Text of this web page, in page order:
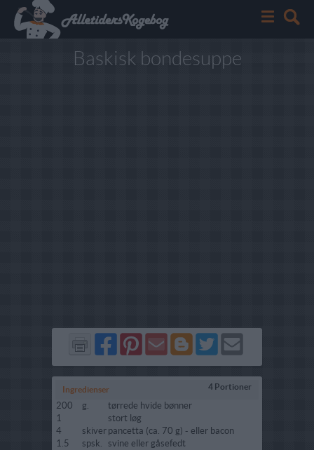
Baskisk bondesuppe
Del
på
Facebook
Del
på
Pinterest
Send
via
GMail
Del
på
Blogger
Del
på
Twitter
Send
Ingredienser 4 Portioner
200 g.
tørrede hvide bønner
1
stort løg
4
skiver pancetta (ca. 70 g) - eller bacon
1.5
spsk.
svine eller gåsefedt